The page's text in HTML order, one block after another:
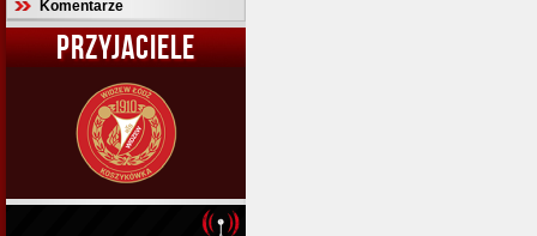
Komentarze
PRZYJACIELE